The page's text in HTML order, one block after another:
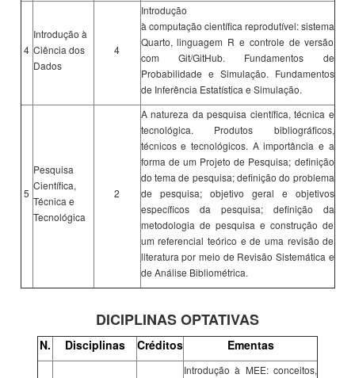
4
Introdução à
Ciência dos
Dados
4
Introdução
à computação científica reprodutível: sistema
Quarto, linguagem R e controle de versão
com Git/GitHub. Fundamentos de
Probabilidade e Simulação. Fundamentos
de Inferência Estatística e Simulação.
5
Pesquisa
Científica,
Técnica e
Tecnológica
2
A natureza da pesquisa científica, técnica e
tecnológica. Produtos bibliográficos,
técnicos e tecnológicos. A importância e a
forma de um Projeto de Pesquisa; definição
do tema de pesquisa; definição do problema
de pesquisa; objetivo geral e objetivos
específicos da pesquisa; definição da
metodologia de pesquisa e construção de
um referencial teórico e de uma revisão de
literatura por meio de Revisão Sistemática e
de Análise Bibliométrica.
DICIPLINAS OPTATIVAS
N. Disciplinas Créditos Ementas
Introdução à MEE: conceitos,